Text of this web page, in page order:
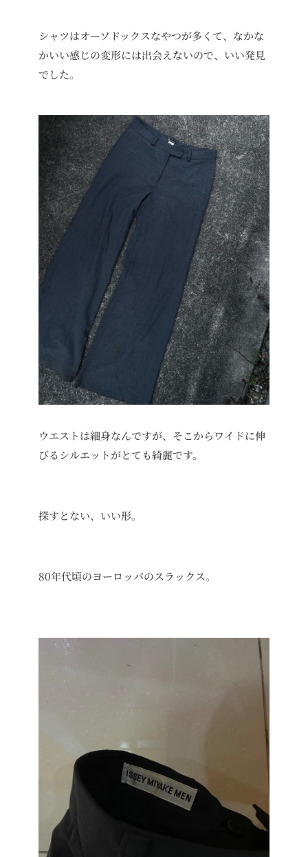
シャツはオーソドックスなやつが多くて、なかな
かいい感じの変形には出会えないので、いい発見
でした。
ウエストは細身なんですが、そこからワイドに伸
びるシルエットがとても綺麗です。
探すとない、いい形。
80年代頃のヨーロッパのスラックス。